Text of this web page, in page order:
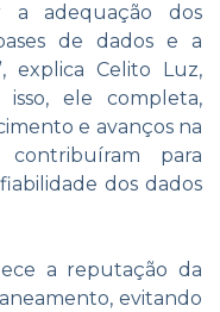
a adequação dos
de dados e a
explica Celito Luz,
ele completa,
e avanços na
para
dos dados
a reputação da
evitando